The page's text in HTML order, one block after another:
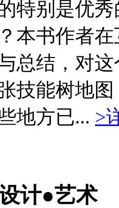
特别是优
本书作者
总结，对
技能树地
地方已... >
计●艺术